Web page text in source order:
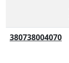
380738004070